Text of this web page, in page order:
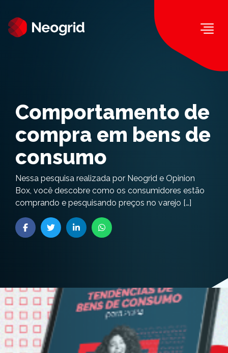
Comportamento de
compra em bens de
consumo
Nessa pesquisa realizada por Neogrid e Opinion
Box, você descobre como os consumidores estão
comprando e pesquisando preços no varejo […]